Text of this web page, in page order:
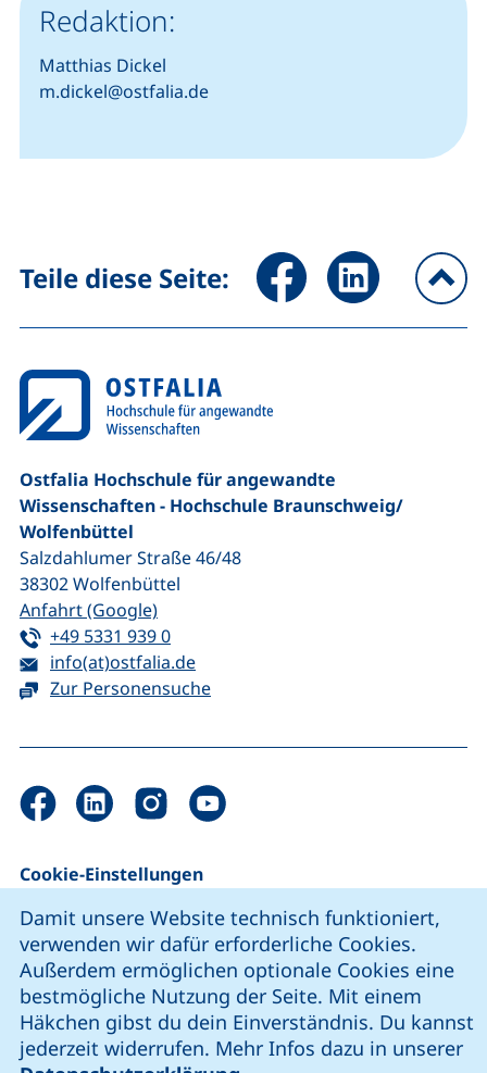
Damit unsere Website technisch funktioniert,
verwenden wir dafür erforderliche Cookies.
Außerdem ermöglichen optionale Cookies eine
bestmögliche Nutzung der Seite. Mit einem
Häkchen gibst du dein Einverständnis. Du kannst
jederzeit widerrufen. Mehr Infos dazu in unserer
Redaktion:
Matthias Dickel
m.dickel@ostfalia.de
Teile diese Seite: Seite über Facebook teilen
Seite über
Ostfalia Hochschule für angewandte
Wissenschaften - Hochschule Braunschweig/​
Wolfenbüttel
Salzdahlumer Straße 46/48
38302Wolfenbüttel
Anfahrt (Google)(externer Link, öffnet neues Fenster)
Tel:
+49 5331 939 0(startet einen Telefonanruf, wenn Ihr
E-Mail:
info(at)ostfalia.de(öffnet Ihr E-Mail-Programm)
Zur Personensuche
unsere Facebook-Seite (externer Link, öffnet neues
unsere LinkedIn-Seite (externer Link, öffnet
unsere Instagram-Seite (externer Link,
unsere YouTube-Seite (externer
Cookie-Einstellungen
Impressum
Datenschutz
Erklärung zur Barrierefreiheit
Barriere melden